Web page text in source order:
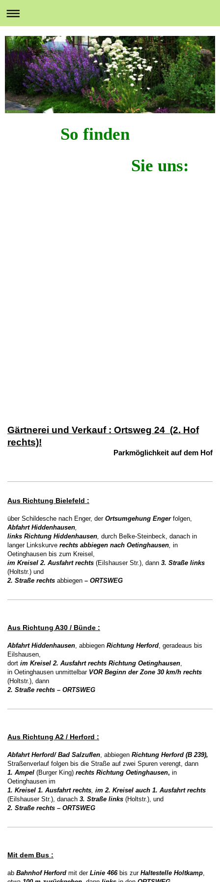
So finden
Sie uns:
Gärtnerei und Verkauf : Ortsweg 24 (2. Hof
rechts)!
Parkmöglichkeit auf dem Hof
Aus Richtung Bielefeld :
über Schildesche nach Enger, der Ortsumgehung Engerfolgen,
Abfahrt Hiddenhausen,
links Richtung Hiddenhausen, durch Belke-Steinbeck, danach in
langer Linkskurve rechts abbiegen nach Oetinghausen, in
Oetinghausen bis zum Kreisel,
im Kreisel 2. Ausfahrt rechts (Eilshauser Str.), dann 3. Straße links
(Holtstr.) und
2. Straße rechts abbiegen – ORTSWEG
Aus Richtung A30 / Bünde :
Abfahrt Hiddenhausen, abbiegen Richtung Herford, geradeaus bis
Eilshausen,
dort im Kreisel 2. Ausfahrt rechts Richtung Oetinghausen,
in Oetinghausen unmittelbar VOR Beginn der Zone 30 km/h rechts
(Holtstr.), dann
2. Straße rechts – ORTSWEG
Aus Richtung A2 / Herford :
Abfahrt Herford/ Bad Salzuflen, abbiegen Richtung Herford (B 239),
Straßenverlauf folgen bis die Straße auf zwei Spuren verengt, dann
1. Ampel (Burger King) rechts Richtung Oetinghausen, in
Oetinghausen im
1. Kreisel 1. Ausfahrt rechts, im 2. Kreisel auch 1. Ausfahrt rechts
(Eilshauser Str.), danach 3. Straße links (Holtstr.), und
2. Straße rechts – ORTSWEG
Mit dem Bus :
ab Bahnhof Herford mit der Linie 466bis zur Haltestelle Holtkamp,